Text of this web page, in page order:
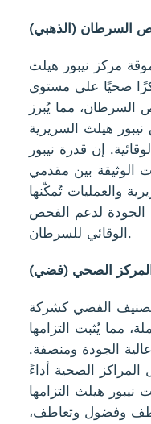
السرطان (الذهبي)
مركز نيبور هيلث
نخبة من 11 مركزًا صحيًا على مستوى
السرطان، مما يُبرز
نيبور هيلث السريرية
إن قدرة نيبور
الوثيقة بين مقدمي
والعمليات تُمكّنها
لدعم الفحص
الوقائي للسرطان.
الصحي (فضي)
الفضي كشركة
مما يُثبت التزامها
الجودة ومنصفة.
الصحية أداءً
نيبور هيلث التزامها
وفضول وتعاطف،